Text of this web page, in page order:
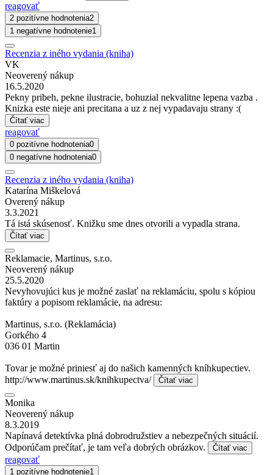
reagovať
2 pozitívne hodnotenia2
1 negatívne hodnotenie1
Recenzia z iného vydania (kniha)
VK
Neoverený nákup
16.5.2020
Pekny pribeh, pekne ilustracie, bohuzial nekvalitne lepena vazba .
Knizka este nieje ani precitana a uz z nej vypadavaju strany :(
Čítať viac
reagovať
0 pozitívne hodnotenia0
0 negatívne hodnotenia0
Recenzia z iného vydania (kniha)
Katarína Miškelová
Overený nákup
3.3.2021
Tá istá skúsenosť. Knižku sme dnes otvorili a vypadla strana.
Čítať viac
Reklamacie, Martinus, s.r.o.
Neoverený nákup
25.5.2020
Nevyhovujúci kus je možné zaslať na reklamáciu, spolu s kópiou
faktúry a popisom reklamácie, na adresu:
Martinus, s.r.o. (Reklamácia)
Gorkého 4
036 01 Martin
Tovar je možné priniesť aj do našich kamenných kníhkupectiev.
http://www.martinus.sk/knihkupectva/
Čítať viac
Monika
Neoverený nákup
8.3.2019
Napínavá detektívka plná dobrodružstiev a nebezpečných situácií.
Odporúčam prečítať, je tam veľa dobrých obrázkov.
Čítať viac
reagovať
1 pozitívne hodnotenie1